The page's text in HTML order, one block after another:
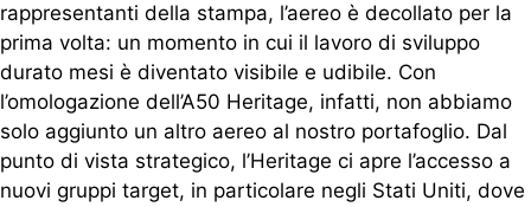
rappresentanti della stampa, l’aereo è decollato per la
prima volta: un momento in cui il lavoro di sviluppo
durato mesi è diventato visibile e udibile. Con
l’omologazione dell’A50 Heritage, infatti, non abbiamo
solo aggiunto un altro aereo al nostro portafoglio. Dal
punto di vista strategico, l’Heritage ci apre l’accesso a
nuovi gruppi target, in particolare negli Stati Uniti, dove